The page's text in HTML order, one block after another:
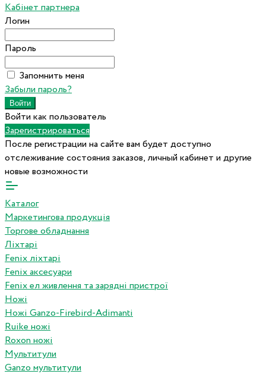
Кабінет партнера
Логин
Пароль
Запомнить меня
Забыли пароль?
Войти как пользователь
Зарегистрироваться
После регистрации на сайте вам будет доступно
отслеживание состояния заказов, личный кабинет и другие
новые возможности
Каталог
Маркетингова продукція
Торгове обладнання
Ліхтарі
Fenix ліхтарі
Fenix аксесуари
Fenix ел живлення та зарядні пристрої
Ножі
Ножі Ganzo-Firebird-Adimanti
Ruike ножі
Roxon ножi
Мультитули
Ganzo мультитули